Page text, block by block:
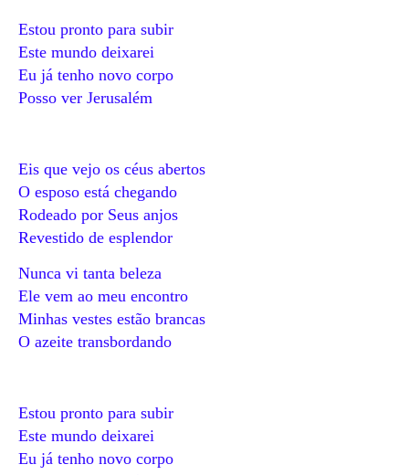
Estou pronto para subir
Este mundo deixarei
Eu já tenho novo corpo
Posso ver Jerusalém
Eis que vejo os céus abertos
O esposo está chegando
Rodeado por Seus anjos
Revestido de esplendor
Nunca vi tanta beleza
Ele vem ao meu encontro
Minhas vestes estão brancas
O azeite transbordando
Estou pronto para subir
Este mundo deixarei
Eu já tenho novo corpo